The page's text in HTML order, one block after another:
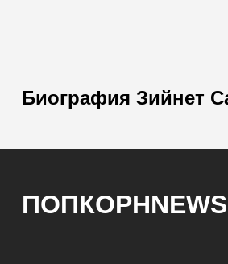
Биография Зийнет
ПОПКОРНNEWS